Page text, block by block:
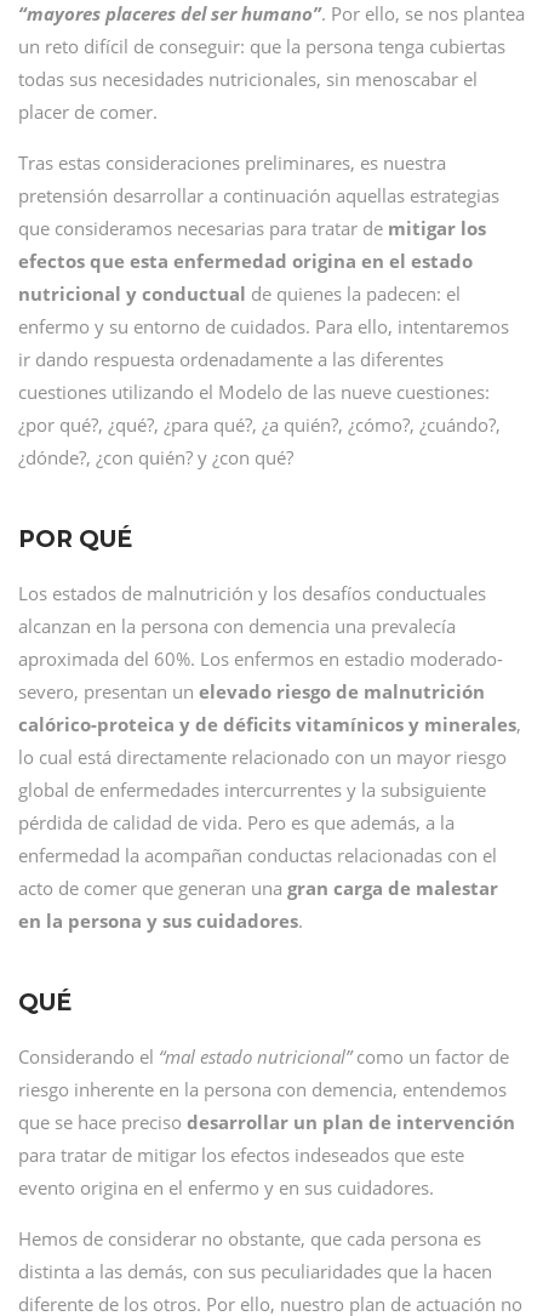
“mayores placeres del ser humano”. Por ello, se nos plantea
un reto difícil de conseguir: que la persona tenga cubiertas
todas sus necesidades nutricionales, sin menoscabar el
placer de comer.
Tras estas consideraciones preliminares, es nuestra
pretensión desarrollar a continuación aquellas estrategias
que consideramos necesarias para tratar de mitigar los
efectos que esta enfermedad origina en el estado
nutricional y conductual de quienes la padecen: el
enfermo y su entorno de cuidados. Para ello, intentaremos
ir dando respuesta ordenadamente a las diferentes
cuestiones utilizando el Modelo de las nueve cuestiones:
¿por qué?, ¿qué?, ¿para qué?, ¿a quién?, ¿cómo?, ¿cuándo?,
¿dónde?, ¿con quién? y ¿con qué?
POR QUÉ
Los estados de malnutrición y los desafíos conductuales
alcanzan en la persona con demencia una prevalecía
aproximada del 60%. Los enfermos en estadio moderado-
severo, presentan un elevado riesgo de malnutrición
calórico-proteica y de déficits vitamínicos y minerales,
lo cual está directamente relacionado con un mayor riesgo
global de enfermedades intercurrentes y la subsiguiente
pérdida de calidad de vida. Pero es que además, a la
enfermedad la acompañan conductas relacionadas con el
acto de comer que generan una gran carga de malestar
en la persona y sus cuidadores.
QUÉ
Considerando el “mal estado nutricional”como un factor de
riesgo inherente en la persona con demencia, entendemos
que se hace preciso desarrollar un plan de intervención
para tratar de mitigar los efectos indeseados que este
evento origina en el enfermo y en sus cuidadores.
Hemos de considerar no obstante, que cada persona es
distinta a las demás, con sus peculiaridades que la hacen
diferente de los otros. Por ello, nuestro plan de actuación no